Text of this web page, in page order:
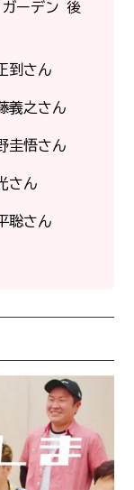
ーデン 後
到さん
義之さん
圭悟さん
さん
聡さん